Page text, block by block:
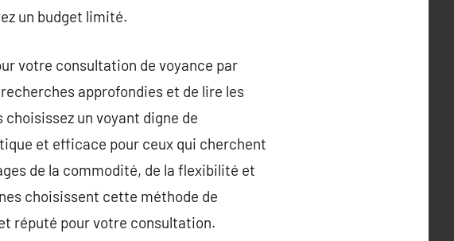
un budget limité.
votre consultation de voyance par
approfondies et de lire les
un voyant digne de
et efficace pour ceux qui cherchent
de la commodité, de la flexibilité et
choisissent cette méthode de
réputé pour votre consultation.